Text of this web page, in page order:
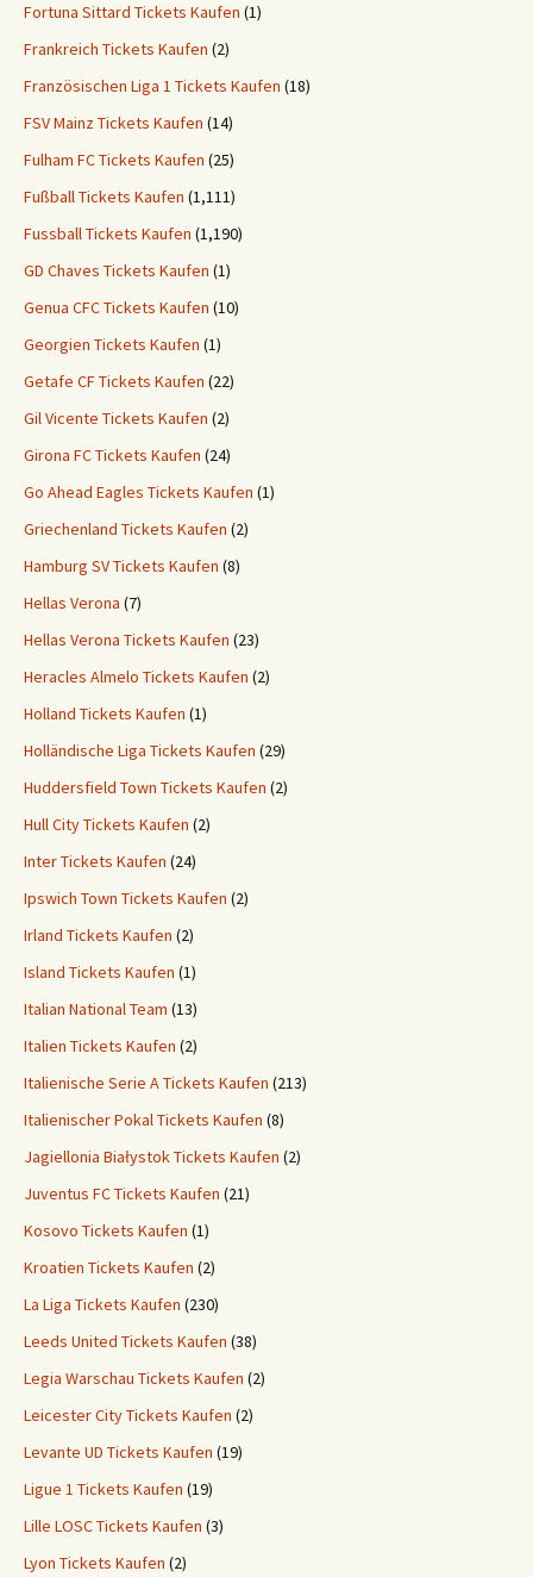
Fortuna Sittard Tickets Kaufen (1)
Frankreich Tickets Kaufen (2)
Französischen Liga 1 Tickets Kaufen (18)
FSV Mainz Tickets Kaufen (14)
Fulham FC Tickets Kaufen (25)
Fußball Tickets Kaufen (1,111)
Fussball Tickets Kaufen (1,190)
GD Chaves Tickets Kaufen (1)
Genua CFC Tickets Kaufen (10)
Georgien Tickets Kaufen (1)
Getafe CF Tickets Kaufen (22)
Gil Vicente Tickets Kaufen (2)
Girona FC Tickets Kaufen (24)
Go Ahead Eagles Tickets Kaufen (1)
Griechenland Tickets Kaufen (2)
Hamburg SV Tickets Kaufen (8)
Hellas Verona (7)
Hellas Verona Tickets Kaufen (23)
Heracles Almelo Tickets Kaufen (2)
Holland Tickets Kaufen (1)
Holländische Liga Tickets Kaufen (29)
Huddersfield Town Tickets Kaufen (2)
Hull City Tickets Kaufen (2)
Inter Tickets Kaufen (24)
Ipswich Town Tickets Kaufen (2)
Irland Tickets Kaufen (2)
Island Tickets Kaufen (1)
Italian National Team (13)
Italien Tickets Kaufen (2)
Italienische Serie A Tickets Kaufen (213)
Italienischer Pokal Tickets Kaufen (8)
Jagiellonia Białystok Tickets Kaufen (2)
Juventus FC Tickets Kaufen (21)
Kosovo Tickets Kaufen (1)
Kroatien Tickets Kaufen (2)
La Liga Tickets Kaufen (230)
Leeds United Tickets Kaufen (38)
Legia Warschau Tickets Kaufen (2)
Leicester City Tickets Kaufen (2)
Levante UD Tickets Kaufen (19)
Ligue 1 Tickets Kaufen (19)
Lille LOSC Tickets Kaufen (3)
Lyon Tickets Kaufen (2)